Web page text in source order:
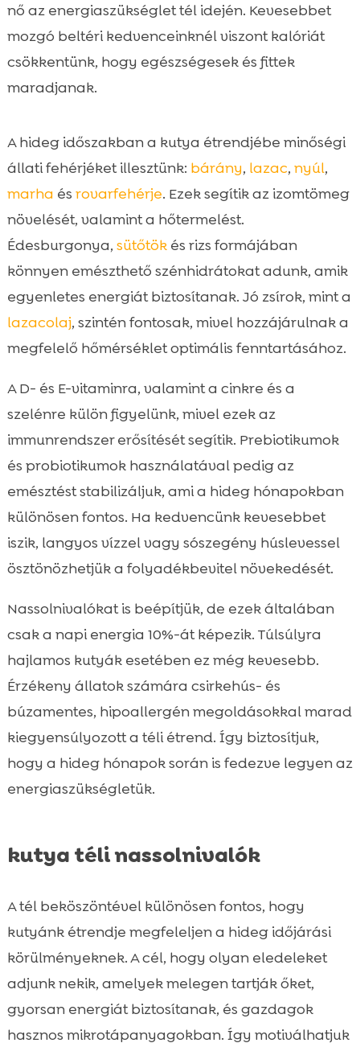
nő az energiaszükséglet tél idején. Kevesebbet
mozgó beltéri kedvenceinknél viszont kalóriát
csökkentünk, hogy egészségesek és fittek
maradjanak.
A hideg időszakban a kutya étrendjébe minőségi
állati fehérjéket illesztünk: bárány, lazac, nyúl,
marha és rovarfehérje. Ezek segítik az izomtömeg
növelését, valamint a hőtermelést.
Édesburgonya, sütőtökés rizs formájában
könnyen emészthető szénhidrátokat adunk, amik
egyenletes energiát biztosítanak. Jó zsírok, mint a
lazacolaj, szintén fontosak, mivel hozzájárulnak a
megfelelő hőmérséklet optimális fenntartásához.
A D- és E-vitaminra, valamint a cinkre és a
szelénre külön figyelünk, mivel ezek az
immunrendszer erősítését segítik. Prebiotikumok
és probiotikumok használatával pedig az
emésztést stabilizáljuk, ami a hideg hónapokban
különösen fontos. Ha kedvencünk kevesebbet
iszik, langyos vízzel vagy sószegény húslevessel
ösztönözhetjük a folyadékbevitel növekedését.
Nassolnivalókat is beépítjük, de ezek általában
csak a napi energia 10%-át képezik. Túlsúlyra
hajlamos kutyák esetében ez még kevesebb.
Érzékeny állatok számára csirkehús- és
búzamentes, hipoallergén megoldásokkal marad
kiegyensúlyozott a téli étrend. Így biztosítjuk,
hogy a hideg hónapok során is fedezve legyen az
energiaszükségletük.
kutya téli nassolnivalók
A tél beköszöntével különösen fontos, hogy
kutyánk étrendje megfeleljen a hideg időjárási
körülményeknek. A cél, hogy olyan eledeleket
adjunk nekik, amelyek melegen tartják őket,
gyorsan energiát biztosítanak, és gazdagok
hasznos mikrotápanyagokban. Így motiválhatjuk